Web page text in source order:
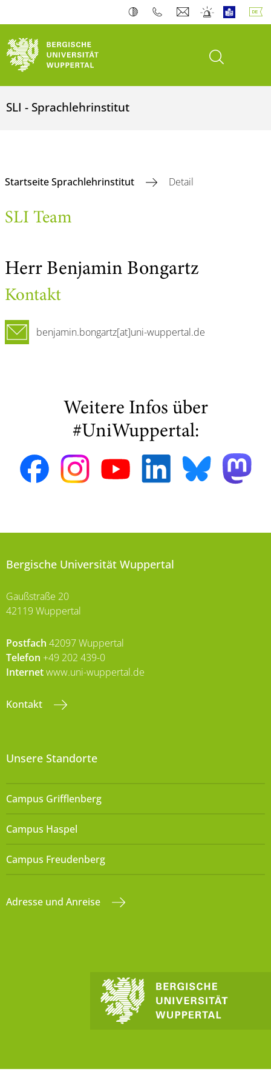
Suche öffnen
SLI - Sprachlehrinstitut
Startseite Sprachlehrinstitut Detail
SLI Team
Herr Benjamin Bongartz
Kontakt
benjamin.bongartz[at]uni-wuppertal.de
Weitere Infos über
#UniWuppertal:
Bergische Universität Wuppertal
Gaußstraße 20
42119 Wuppertal
Postfach 42097 Wuppertal
Telefon +49 202 439-0
Internetwww.uni-wuppertal.de
Kontakt
Unsere Standorte
Campus Grifflenberg
Campus Haspel
Campus Freudenberg
Adresse und Anreise